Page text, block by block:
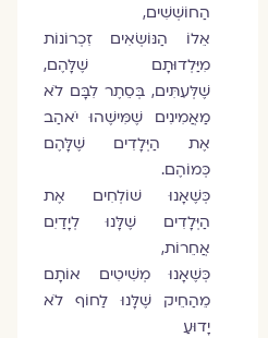
הַחוֹשְׁשִׁים,
אֵלוֹ הַנּוֹשְׂאִים זִכְרוֹנוֹת
מִיַּלְדוּתָם שֶׁלָּהֶם,
שֶׁלְּעִתִּים, בְּסֵתֶר לִבָּם לֹא
מַאֲמִינִים שֶׁמִּישֶׁהוּ יֹאהַב
אֶת הַיְּלָדִים שֶׁלָּהֶם
כְּמוֹהֶם.
כְּשֶׁאָנוּ שׁוֹלְחִים אֶת
הַיְּלָדִים שֶׁלָּנוּ לְיָדַיִם
אֲחֵרוֹת,
כְּשֶׁאָנוּ מְשִׁיטִים אוֹתָם
מֵהַחֵיק שֶׁלָּנוּ לַחוֹף לֹא
יָדוּעַ